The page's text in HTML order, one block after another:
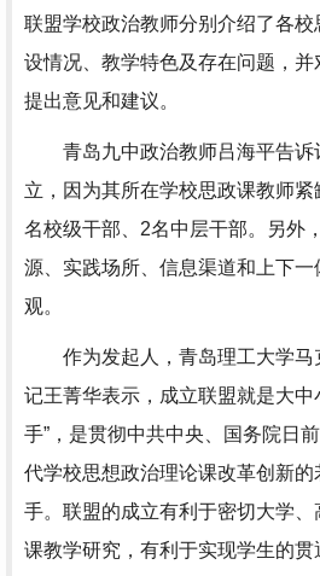
联盟学校政治教师分别介绍了各
设情况、教学特色及存在问题，
提出意见和建议。
青岛九中政治教师吕海平告诉
立，因为其所在学校思政课教师
名校级干部、2名中层干部。另外
源、实践场所、信息渠道和上下
观。
作为发起人，青岛理工大学马
记王菁华表示，成立联盟就是大中
手”，是贯彻中共中央、国务院日
代学校思想政治理论课改革创新的
手。联盟的成立有利于密切大学
课教学研究，有利于实现学生的